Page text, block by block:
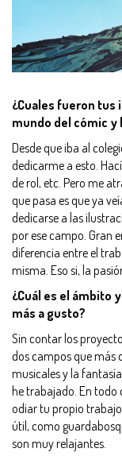
¿Cuales fueron tus
mundo del cómic y
Desde que iba al
dedicarme a esto.
de rol, etc. Pero me
que pasa es que ya
dedicarse a las
por ese campo. Gran
diferencia entre el
misma. Eso si, la
¿Cuál es el ámbito
más a gusto?
Sin contar los
dos campos que más
musicales y la
he trabajado. En todo
odiar tu propio
útil, como
son muy relajantes.